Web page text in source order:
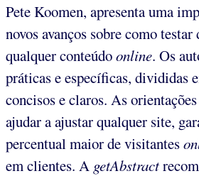
Pete Koomen, apresenta uma
novos avanços sobre como
qualquer conteúdoonline. Os
práticas e específicas, divididas
concisos e claros. As
ajudar a ajustar qualquer site,
percentual maior de visitantes
em clientes. A getAbstract